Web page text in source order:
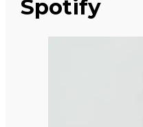
Spotify